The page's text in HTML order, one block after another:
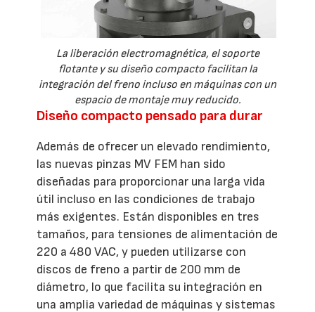
La liberación electromagnética, el soporte
flotante y su diseño compacto facilitan la
integración del freno incluso en máquinas con un
espacio de montaje muy reducido.
Diseño compacto pensado para durar
Además de ofrecer un elevado rendimiento,
las nuevas pinzas MV FEM han sido
diseñadas para proporcionar una larga vida
útil incluso en las condiciones de trabajo
más exigentes. Están disponibles en tres
tamaños, para tensiones de alimentación de
220 a 480 VAC, y pueden utilizarse con
discos de freno a partir de 200 mm de
diámetro, lo que facilita su integración en
una amplia variedad de máquinas y sistemas